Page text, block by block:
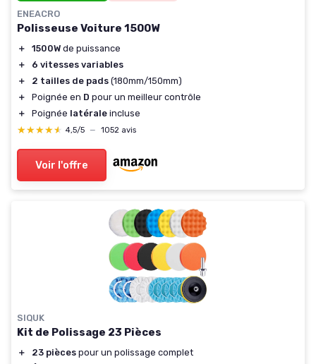
ENEACRO
Polisseuse Voiture 1500W
＋ 1500W de puissance
＋
6 vitesses variables
＋
2 tailles de pads (180mm/150mm)
＋
Poignée en D pour un meilleur contrôle
＋
Poignée latérale incluse
★★★★★
★★★★★ 4,5/5 — 1052 avis
Voir l'offre
SIQUK
Kit de Polissage 23 Pièces
＋ 23 pièces pour un polissage complet